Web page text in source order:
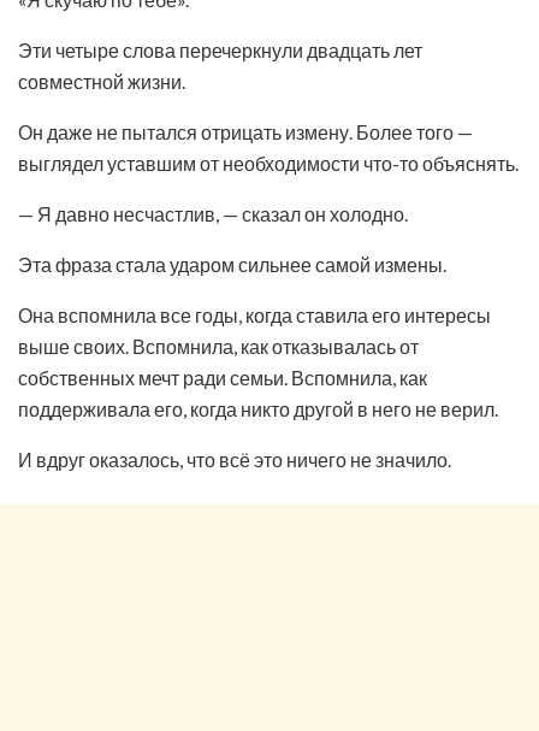
Эти четыре слова перечеркнули двадцать лет
совместной жизни.
Он даже не пытался отрицать измену. Более того —
выглядел уставшим от необходимости что-то объяснять.
— Я давно несчастлив, — сказал он холодно.
Эта фраза стала ударом сильнее самой измены.
Она вспомнила все годы, когда ставила его интересы
выше своих. Вспомнила, как отказывалась от
собственных мечт ради семьи. Вспомнила, как
поддерживала его, когда никто другой в него не верил.
И вдруг оказалось, что всё это ничего не значило.